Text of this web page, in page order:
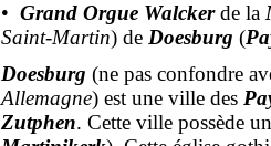
• Grand Orgue Walckerde la
Saint-Martin) de Doesburg (
Doesburg (ne pas confondre
Allemagne) est une ville des
Zutphen. Cette ville possède